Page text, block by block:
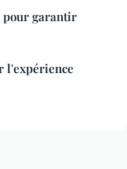
pour garantir
l'expérience